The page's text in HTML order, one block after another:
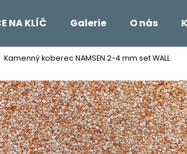
NA KLÍČ Galerie O nás
Kamenný koberec NAMSEN 2-4 mm set WALL
potřebujete najít?
HLEDAT